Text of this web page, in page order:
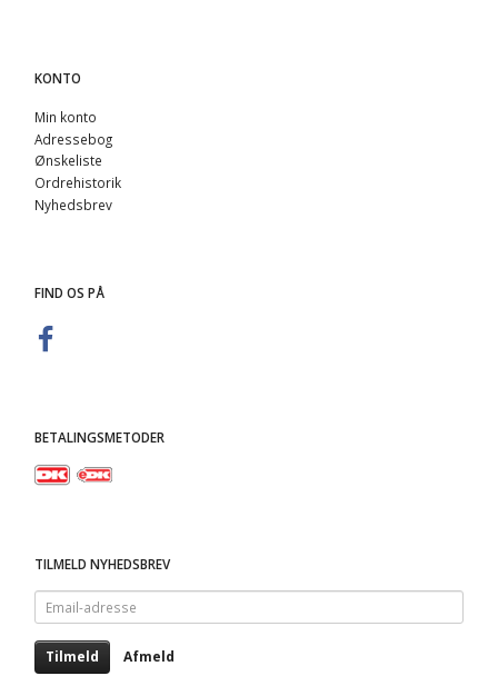
KONTO
Min konto
Adressebog
Ønskeliste
Ordrehistorik
Nyhedsbrev
FIND OS PÅ
BETALINGSMETODER
TILMELD NYHEDSBREV
Email-
adresse
Tilmeld Afmeld